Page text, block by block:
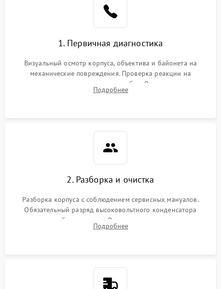
1. Первичная диагностика
Визуальный осмотр корпуса, объектива и байонета на
механические повреждения. Проверка реакции на
включение, считывание кодов ошибок. Оценка состояния
матрицы и затвора, проверка работы автофокуса и вспышки.
Подробнее
2. Разборка и очистка
Разборка корпуса с соблюдением сервисных мануалов.
Обязательный разряд высоковольтного конденсатора
вспышки для безопасности. Очистка внутренних узлов от
пыли, песка и следов влаги с помощью спецсредств.
Подробнее